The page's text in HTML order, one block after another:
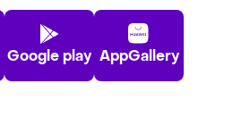
Google play AppGallery